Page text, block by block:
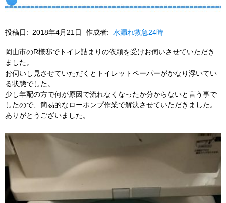
投稿日: 2018年4月21日 作成者: 水漏れ救急24時
岡山市のR様邸でトイレ詰まりの依頼を受けお伺いさせていただき
ました。
お伺いし見させていただくとトイレットペーパーがかなり浮いてい
る状態でした。
少し年配の方で何が原因で流れなくなったか分からないと言う事で
したので、簡易的なローポンプ作業で解決させていただきました。
ありがとうございました。